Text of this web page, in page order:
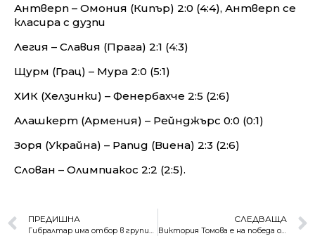
Антверп – Омония (Кипър) 2:0 (4:4), Антверп се
класира с дузпи
Легия – Славия (Прага) 2:1 (4:3)
Щурм (Грац) – Мура 2:0 (5:1)
ХИК (Хелзинки) – Фенербахче 2:5 (2:6)
Алашкерт (Армения) – Рейнджърс 0:0 (0:1)
Зоря (Украйна) – Рапид (Виена) 2:3 (2:6)
Слован – Олимпиакос 2:2 (2:5).
ПРЕДИШНА
Гибралтар има отбор в групите на Лигата на конференциите (Обзор)
СЛЕДВАЩА
Виктория Томова е на победа от основната схема в US Open